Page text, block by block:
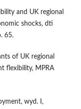
and UK regional
shocks, dti
65.
of UK regional
flexibility, MPRA
wyd. I,